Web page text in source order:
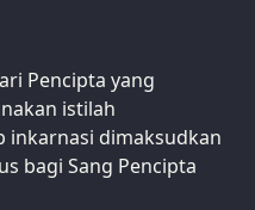
Pencipta yang
istilah
inkarnasi dimaksudkan
bagi Sang Pencipta